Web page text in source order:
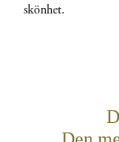
skönhet.